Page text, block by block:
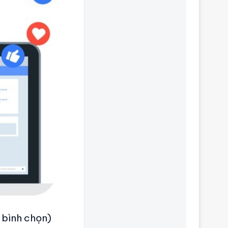
chọn)